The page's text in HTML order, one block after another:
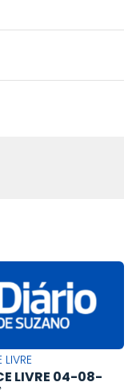
LIVRE
LIVRE 04-08-